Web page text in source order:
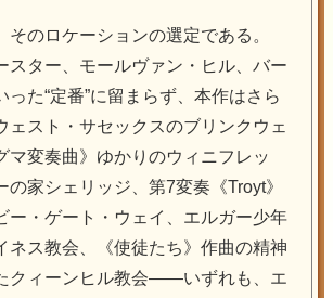
そのロケーションの選定である。
スター、モールヴァン・ヒル、バー
った“定番”に留まらず、本作はさら
ェスト・サセックスのブリンクウェ
マ変奏曲》ゆかりのウィニフレッ
の家シェリッジ、第7変奏《Troyt》
ー・ゲート・ウェイ、エルガー少年
ネス教会、《使徒たち》作曲の精神
クィーンヒル教会――いずれも、エ